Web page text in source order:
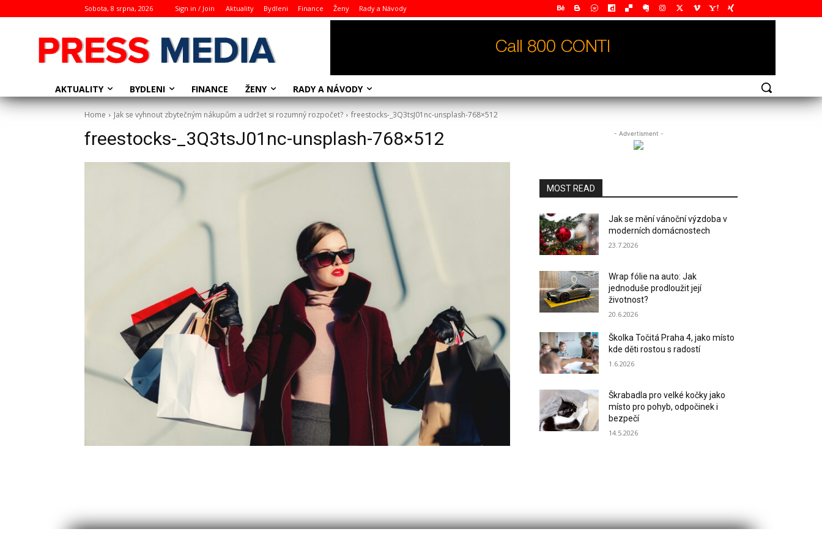
Sobota, 8 srpna, 2026 Sign in / Join Aktuality Bydleni Finance Ženy Rady a Návody
AKTUALITY BYDLENI FINANCE ŽENY RADY A NÁVODY
Home Jak se vyhnout zbytečným nákupům a udržet si rozumný rozpočet? freestocks-_3Q3tsJ01nc-unsplash-768×512
freestocks-_3Q3tsJ01nc-unsplash-768×512 - Advertisment -
MOST READ
Jak se mění vánoční výzdoba v
moderních domácnostech
23.7.2026
Wrap fólie na auto: Jak
jednoduše prodloužit její
životnost?
20.6.2026
Školka Točitá Praha 4, jako místo
kde děti rostou s radostí
1.6.2026
Škrabadla pro velké kočky jako
místo pro pohyb, odpočinek i
bezpečí
14.5.2026